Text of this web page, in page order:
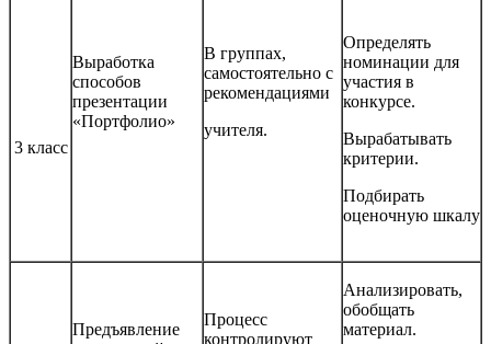
3 класс
Выработка
способов
презентации
«Портфолио»
В группах,
самостоятельно с
рекомендациями
учителя.
Определять
номинации для
участия в
конкурсе.
Вырабатывать
критерии.
Подбирать
оценочную шкалу
Предъявление
Процесс
контролируют
Анализировать,
обобщать
материал.